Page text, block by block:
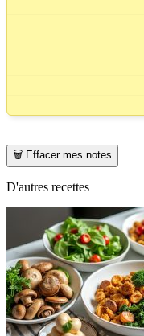
🗑️ Effacer mes notes
D'autres recettes